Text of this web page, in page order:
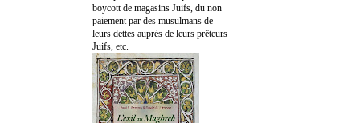
boycott de magasins Juifs, du non
paiement par des musulmans de
leurs dettes auprès de leurs prêteurs
Juifs, etc.